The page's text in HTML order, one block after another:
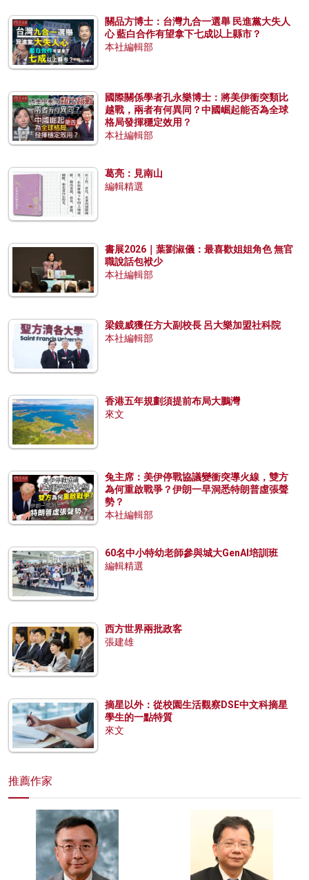
關品方博士：台灣九合一選舉 民進黨大失人
心 藍白合作有望拿下七成以上縣市？
本社編輯部
國際關係學者孔永樂博士：將美伊衝突類比
越戰，兩者有何異同？中國崛起能否為全球
格局發揮穩定效用？
本社編輯部
葛亮：見南山
編輯精選
書展2026｜葉劉淑儀：最喜歡姐姐角色 無官
職說話包袱少
本社編輯部
梁鏡威獲任方大副校長 呂大樂加盟社科院
本社編輯部
香港五年規劃須提前布局大鵬灣
來文
兔主席：美伊停戰協議變衝突導火線，雙方
為何重啟戰爭？伊朗一早洞悉特朗普虛張聲
勢？
本社編輯部
60名中小特幼老師參與城大GenAI培訓班
編輯精選
西方世界兩批政客
張建雄
摘星以外：從校園生活觀察DSE中文科摘星
學生的一點特質
來文
推薦作家